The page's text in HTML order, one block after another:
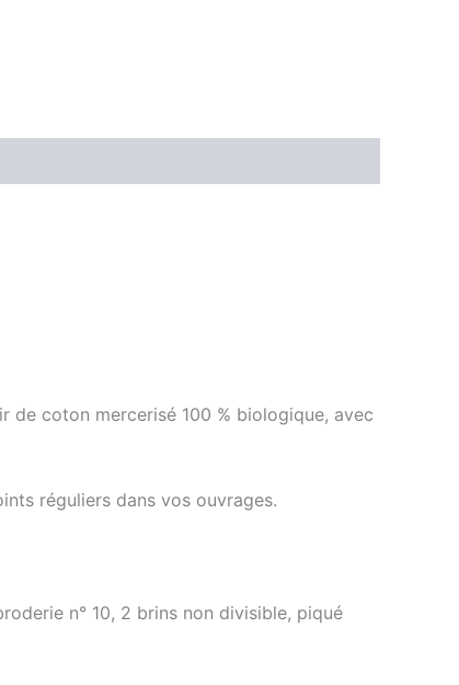
coton mercerisé 100 % biologique, avec
réguliers dans vos ouvrages.
n° 10, 2 brins non divisible, piqué